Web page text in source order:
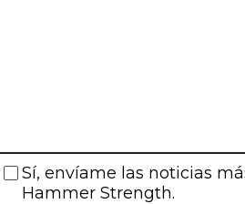
Sí, envíame las noticias
Hammer Strength.